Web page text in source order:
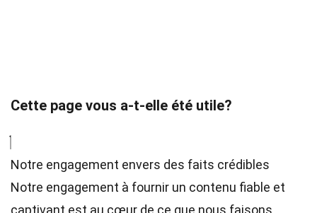
Cette page vous a-t-elle été utile?
Notre engagement envers des faits crédibles
Notre engagement à fournir un contenu fiable et
captivant est au cœur de ce que nous faisons.